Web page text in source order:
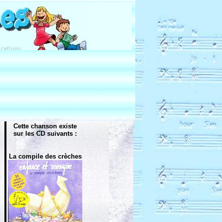
Cette chanson existe
sur les CD suivants :
La compile des crèches